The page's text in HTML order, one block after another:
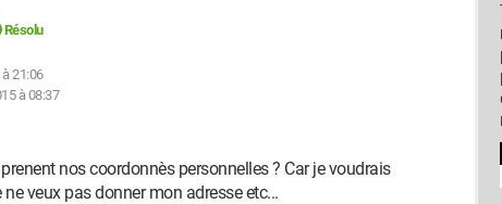
Résolu
21:06
à 08:37
nos coordonnès personnelles ? Car je voudrais
veux pas donner mon adresse etc...